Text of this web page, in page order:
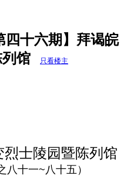
四十六期】拜谒皖
馆
只看楼主
烈士陵园暨陈列馆
八十一~八十五 ）